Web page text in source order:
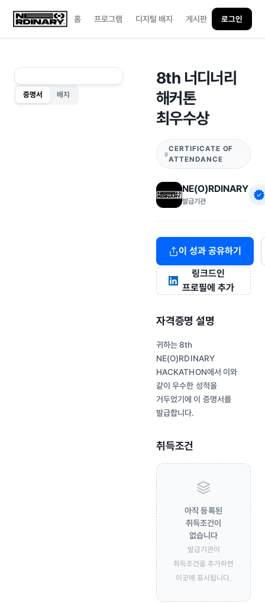
홈 프로그램 디지털 배지 게시판 로그인
증명서 배지
8th 너디너리
해커톤
최우수상
CERTIFICATE OF
ATTENDANCE
NE(O)RDINARY
발급기관
이 성과 공유하기
링크드인
프로필에 추가
자격증명 설명
귀하는 8th
NE(O)RDINARY
HACKATHON에서 이와
같이 우수한 성적을
거두었기에 이 증명서를
발급합니다.
취득조건
아직 등록된
취득조건이
없습니다
발급기관이
취득조건을 추가하면
이곳에 표시됩니다.